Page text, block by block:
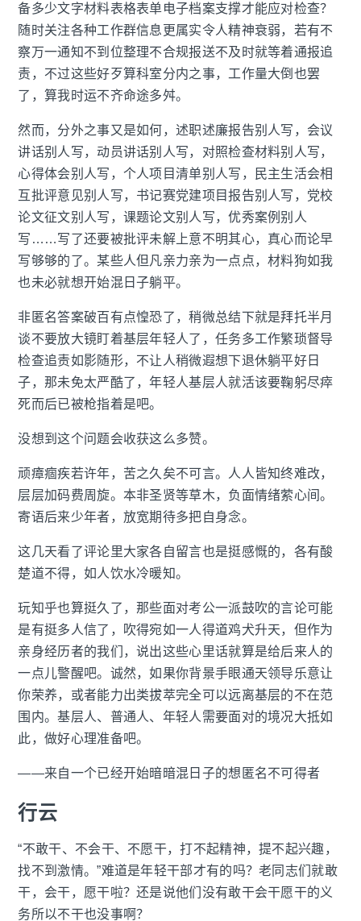
备多少文字材料表格表单电子档案支撑才能应对检查？
随时关注各种工作群信息更属实令人精神衰弱，若有不
察万一通知不到位整理不合规报送不及时就等着通报追
责，不过这些好歹算科室分内之事，工作量大倒也罢
了，算我时运不齐命途多舛。
然而，分外之事又是如何，述职述廉报告别人写，会议
讲话别人写，动员讲话别人写，对照检查材料别人写，
心得体会别人写，个人项目清单别人写，民主生活会相
互批评意见别人写，书记赛党建项目报告别人写，党校
论文征文别人写，课题论文别人写，优秀案例别人
写……写了还要被批评未解上意不明其心，真心而论早
写够够的了。某些人但凡亲力亲为一点点，材料狗如我
也未必就想开始混日子躺平。
非匿名答案破百有点惶恐了，稍微总结下就是拜托半月
谈不要放大镜盯着基层年轻人了，任务多工作繁琐督导
检查追责如影随形，不让人稍微遐想下退休躺平好日
子，那未免太严酷了，年轻人基层人就活该要鞠躬尽瘁
死而后已被枪指着是吧。
没想到这个问题会收获这么多赞。
顽瘴痼疾若许年，苦之久矣不可言。人人皆知终难改，
层层加码费周旋。本非圣贤等草木，负面情绪萦心间。
寄语后来少年者，放宽期待多把自身念。
这几天看了评论里大家各自留言也是挺感慨的，各有酸
楚道不得，如人饮水冷暖知。
玩知乎也算挺久了，那些面对考公一派鼓吹的言论可能
是有挺多人信了，吹得宛如一人得道鸡犬升天，但作为
亲身经历者的我们，说出这些心里话就算是给后来人的
一点儿警醒吧。诚然，如果你背景手眼通天领导乐意让
你荣养，或者能力出类拔萃完全可以远离基层的不在范
围内。基层人、普通人、年轻人需要面对的境况大抵如
此，做好心理准备吧。
——来自一个已经开始暗暗混日子的想匿名不可得者
行云
“不敢干、不会干、不愿干，打不起精神，提不起兴趣，
找不到激情。”难道是年轻干部才有的吗？老同志们就敢
干，会干，愿干啦？还是说他们没有敢干会干愿干的义
务所以不干也没事啊？